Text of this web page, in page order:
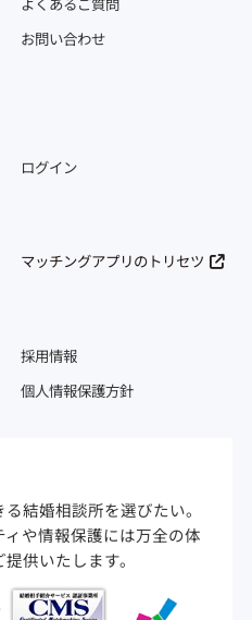
お問い合わせ
ログイン
マッチングアプリのトリセツ
採用情報
個人情報保護方針
結婚相談所を選びたい。
や情報保護には万全の体
供いたします。